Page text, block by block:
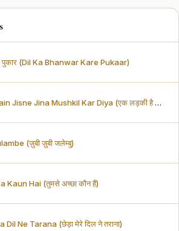
पुकार (Dil Ka Bhanwar Kare Pukaar)
Ek Ladkee Hain Jisne Jina Mushkil Kar Diya (एक लड़की है जिसने जीना मुश्किल कर दिया)
(ज़ुबी ज़ुबी जलेम्बु)
Kaun Hai (तुमसे अच्छा कौन हैं)
Ne Tarana (छेड़ा मेरे दिल ने तराना)